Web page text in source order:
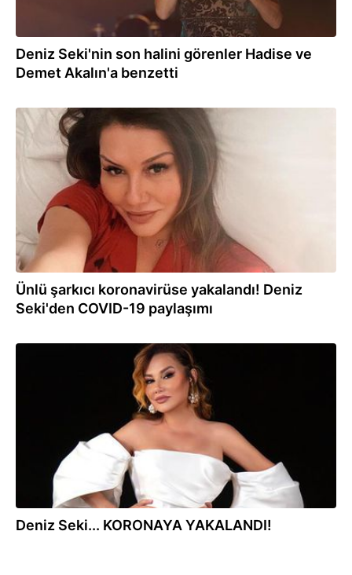
Deniz Seki'nin son halini görenler Hadise ve
Demet Akalın'a benzetti
18.03.2023
Ünlü şarkıcı koronavirüse yakalandı! Deniz
Seki'den COVID-19 paylaşımı
Deniz Seki... KORONAYA YAKALANDI!